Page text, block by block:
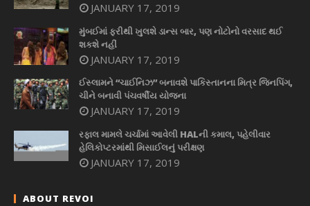
JANUARY 17, 2019
મુંબઈમાં ફરીથી ખુલશે ડાન્સ બાર, પણ નોટોનો વરસાદ થઈ
શકશે નહીં
JANUARY 17, 2019
ઈસ્લામને “ચાઈનિઝ” બનાવશે પાકિસ્તાનના મિત્ર જિનપિંગ,
ચીને બનાવી પંચવર્ષીય યોજના
JANUARY 17, 2019
રફાલ મામલે ચર્ચામાં આવેલી HALની કમાલ, પહેલીવાર
હેલિકોપ્ટરમાંથી મિસાઈલનું પરીક્ષણ
JANUARY 17, 2019
ABOUT REVOI